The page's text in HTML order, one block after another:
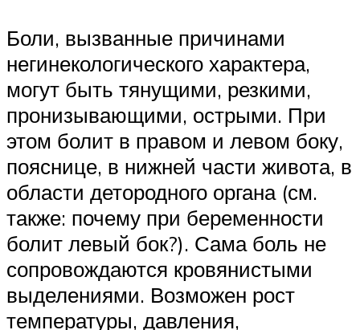
Боли, вызванные причинами
негинекологического характера,
могут быть тянущими, резкими,
пронизывающими, острыми. При
этом болит в правом и левом боку,
пояснице, в нижней части живота, в
области детородного органа (см.
также: почему при беременности
болит левый бок?). Сама боль не
сопровождаются кровянистыми
выделениями. Возможен рост
температуры, давления,